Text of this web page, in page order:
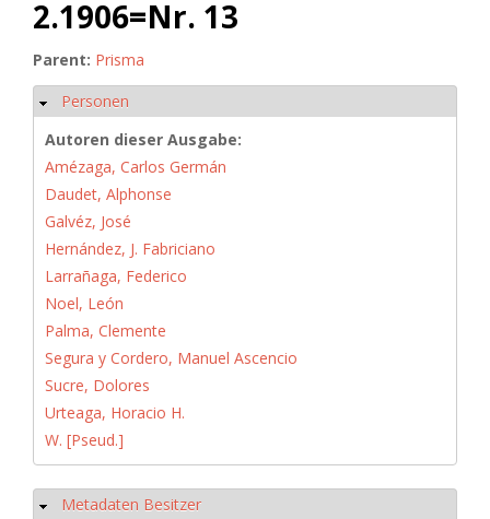
2.1906=Nr. 13
Parent: Prisma
Ausblenden
Personen
Autoren dieser Ausgabe:
Amézaga, Carlos Germán
Daudet, Alphonse
Galvéz, José
Hernández, J. Fabriciano
Larrañaga, Federico
Noel, León
Palma, Clemente
Segura y Cordero, Manuel Ascencio
Sucre, Dolores
Urteaga, Horacio H.
W. [Pseud.]
Ausblenden
Metadaten Besitzer